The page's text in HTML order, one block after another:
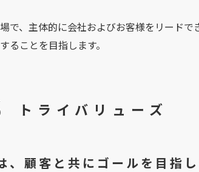
で、主体的に会社およびお客様をリード
ることを目指します。
トライバリューズ
顧客と共にゴールを目指